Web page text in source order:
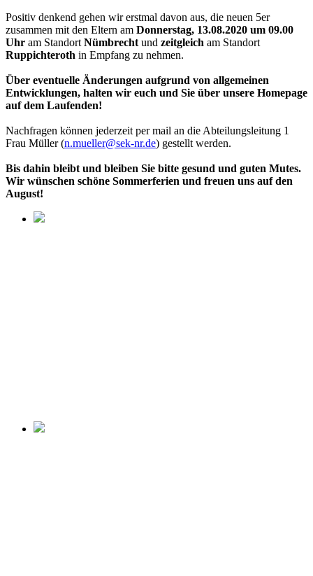
Positiv denkend gehen wir erstmal davon aus, die neuen 5er
zusammen mit den Eltern am Donnerstag, 13.08.2020 um 09.00
Uhr am Standort Nümbrecht und zeitgleich am Standort
Ruppichteroth in Empfang zu nehmen.
Über eventuelle Änderungen aufgrund von allgemeinen
Entwicklungen, halten wir euch und Sie über unsere Homepage
auf dem Laufenden!
Nachfragen können jederzeit per mail an die Abteilungsleitung 1
Frau Müller (n.mueller@sek-nr.de) gestellt werden.
Bis dahin bleibt und bleiben Sie bitte gesund und guten Mutes.
Wir wünschen schöne Sommerferien und freuen uns auf den
August!